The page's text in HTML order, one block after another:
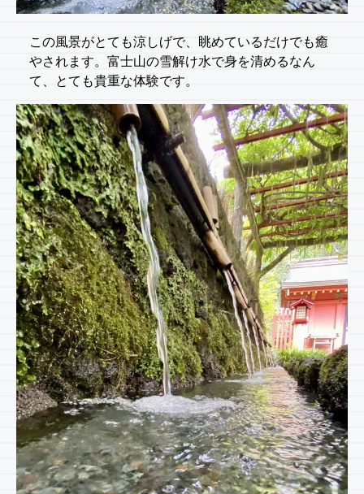
この風景がとても涼しげで、眺めているだけでも癒
やされます。富士山の雪解け水で身を清めるなん
て、とても貴重な体験です。